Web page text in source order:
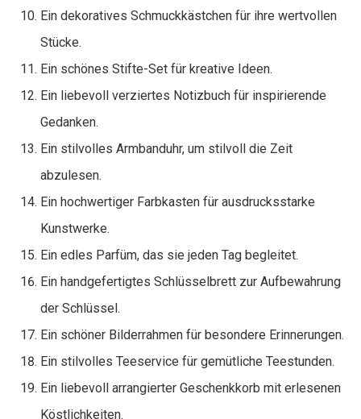
Ein dekoratives Schmuckkästchen für ihre wertvollen
Stücke.
Ein schönes Stifte-Set für kreative Ideen.
Ein liebevoll verziertes Notizbuch für inspirierende
Gedanken.
Ein stilvolles Armbanduhr, um stilvoll die Zeit
abzulesen.
Ein hochwertiger Farbkasten für ausdrucksstarke
Kunstwerke.
Ein edles Parfüm, das sie jeden Tag begleitet.
Ein handgefertigtes Schlüsselbrett zur Aufbewahrung
der Schlüssel.
Ein schöner Bilderrahmen für besondere Erinnerungen.
Ein stilvolles Teeservice für gemütliche Teestunden.
Ein liebevoll arrangierter Geschenkkorb mit erlesenen
Köstlichkeiten.